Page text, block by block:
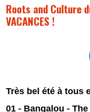
Roots and Culture
VACANCES !
Très bel été à tous
01 - Bangalou -